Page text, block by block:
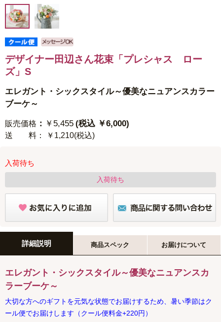
デザイナー田辺さん花束「プレシャス ロー
ズ」S
エレガント・シックスタイル～優美なニュアンスカラー
ブーケ～
販売価格 ： ￥5,455 (税込 ￥6,000)
送 料 ： ￥1,210(税込)
入荷待ち
入荷待ち
詳細説明 商品スペック お届けについて
エレガント・シックスタイル～優美なニュアンスカ
ラーブーケ～
大切な方へのギフトを元気な状態でお届けするため、暑い季節はク
ール便でお届けします（クール便料金+220円）